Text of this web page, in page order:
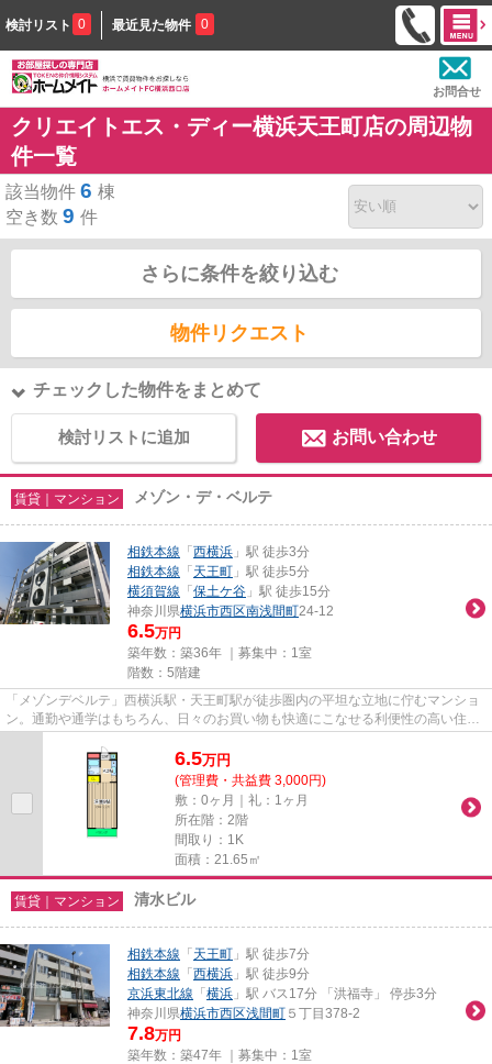
検討リスト 0 最近見た物件 0
お問合せ
クリエイトエス・ディー横浜天王町店の周辺物
件一覧
該当物件 6 棟
空き数 9 件
さらに条件を絞り込む
物件リクエスト
チェックした物件をまとめて
検討リストに追加 お問い合わせ
賃貸｜マンション メゾン・デ・ベルテ
相鉄本線 「 西横浜 」駅 徒歩3分
相鉄本線 「 天王町 」駅 徒歩5分
横須賀線 「 保土ケ谷 」駅 徒歩15分
神奈川県横浜市西区南浅間町24-12
6.5万円
築年数：築36年 ｜募集中： 1室
階数：5階建
「メゾンデベルテ」西横浜駅・天王町駅が徒歩圏内の平坦な立地に佇むマンショ
ン。通勤や通学はもちろん、日々のお買い物も快適にこなせる利便性の高い住環
6.5万円
(管理費・共益費 3,000円)
敷：0ヶ月｜礼：1ヶ月
所在階：2階
間取り：1K
面積：21.65㎡
賃貸｜マンション 清水ビル
相鉄本線 「 天王町 」駅 徒歩7分
相鉄本線 「 西横浜 」駅 徒歩9分
京浜東北線 「 横浜 」駅 バス17分 「洪福寺」 停歩3分
神奈川県横浜市西区浅間町 ５丁目378-2
7.8万円
築年数：築47年 ｜募集中： 1室